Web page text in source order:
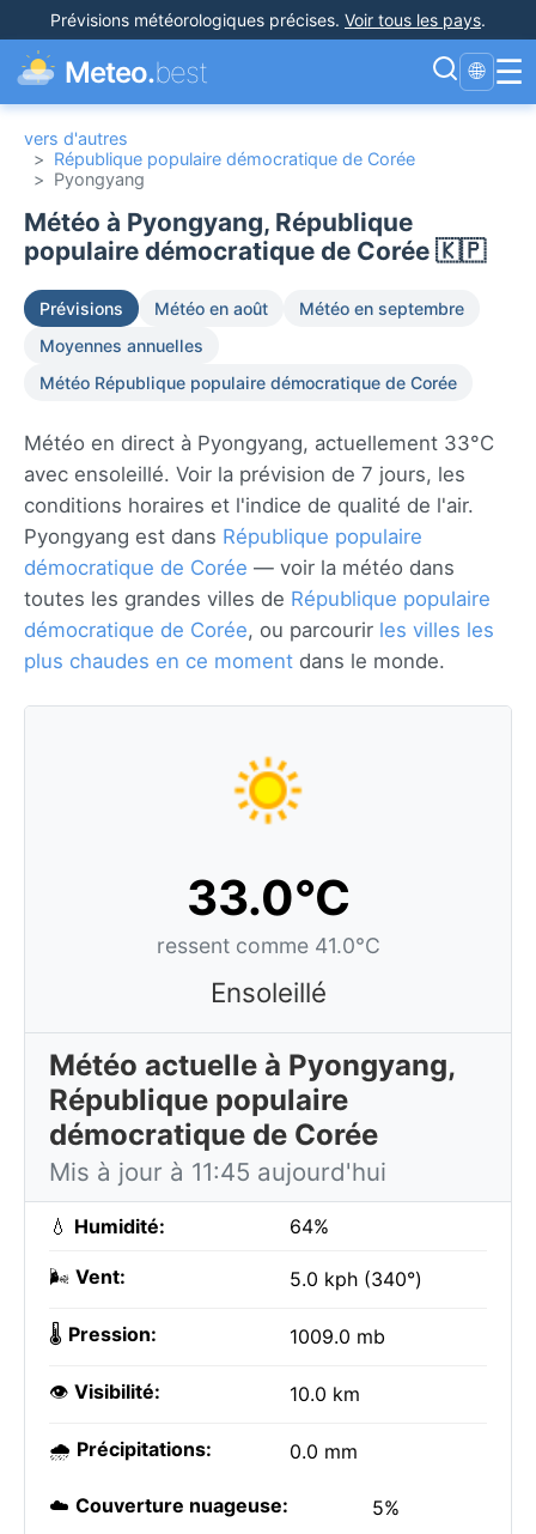
Prévisions météorologiques précises. Voir tous les pays.
Meteo.best 🌐 ☰
vers d'autres
> République populaire démocratique de Corée
> Pyongyang
Météo à Pyongyang, République
populaire démocratique de Corée 🇰🇵
Prévisions Météo en août
Météo en septembre
Moyennes annuelles
Météo République populaire démocratique de Corée
Météo en direct à Pyongyang, actuellement 33°C
avec ensoleillé. Voir la prévision de 7 jours, les
conditions horaires et l'indice de qualité de l'air.
Pyongyang est dans République populaire
démocratique de Corée — voir la météo dans
toutes les grandes villes de République populaire
démocratique de Corée, ou parcourir les villes les
plus chaudes en ce moment dans le monde.
33.0°C
ressent comme 41.0°C
Ensoleillé
Météo actuelle à Pyongyang,
République populaire
démocratique de Corée
Mis à jour à 11:45 aujourd'hui
💧 Humidité: 64%
🌬️ Vent: 5.0 kph (340°)
🌡️ Pression: 1009.0 mb
👁️ Visibilité: 10.0 km
🌧️ Précipitations: 0.0 mm
☁️ Couverture nuageuse: 5%